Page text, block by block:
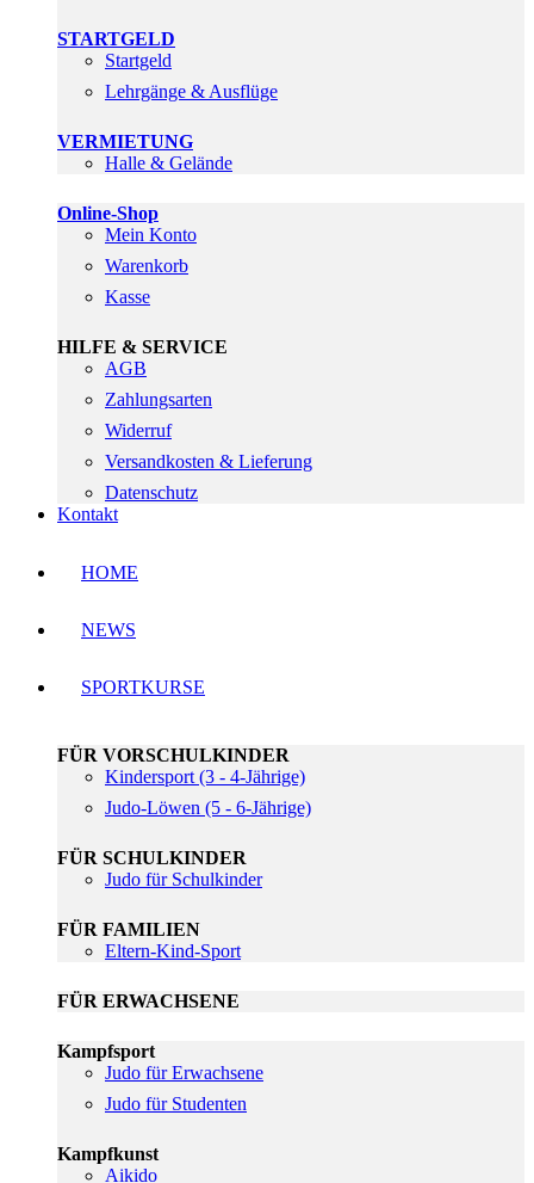
STARTGELD
Startgeld
Lehrgänge & Ausflüge
VERMIETUNG
Halle & Gelände
Online-Shop
Mein Konto
Warenkorb
Kasse
HILFE & SERVICE
AGB
Zahlungsarten
Widerruf
Versandkosten & Lieferung
Datenschutz
Kontakt
HOME
NEWS
SPORTKURSE
FÜR VORSCHULKINDER
Kindersport (3 - 4-Jährige)
Judo-Löwen (5 - 6-Jährige)
FÜR SCHULKINDER
Judo für Schulkinder
FÜR FAMILIEN
Eltern-Kind-Sport
FÜR ERWACHSENE
Kampfsport
Judo für Erwachsene
Judo für Studenten
Kampfkunst
Aikido